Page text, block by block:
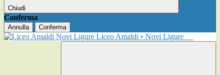
Chiudi
Conferma
Annulla Conferma
Liceo Amaldi • Novi Ligure